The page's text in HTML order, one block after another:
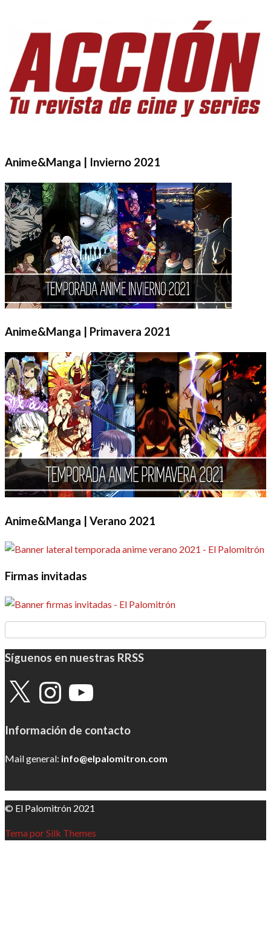
Anime&Manga | Invierno 2021
Anime&Manga | Primavera 2021
Anime&Manga | Verano 2021
Firmas invitadas
Síguenos en nuestras RRSS
X InstagramYouTube
Información de contacto
Mail general: info@elpalomitron.com
© El Palomitrón 2021
Tema por Silk Themes